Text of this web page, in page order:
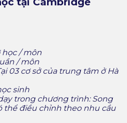
học / môn
/ môn
03 cơ sở của trung tâm ở Hà
sinh
trong chương trình: Song
thể điều chỉnh theo nhu cầu